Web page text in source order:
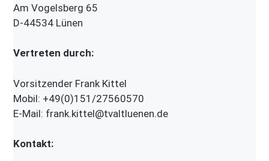
Am Vogelsberg 65
D-44534 Lünen
Vertreten durch:
Vorsitzender Frank Kittel
Mobil: +49(0)151/27560570
E-Mail: frank.kittel@tvaltluenen.de
Kontakt: